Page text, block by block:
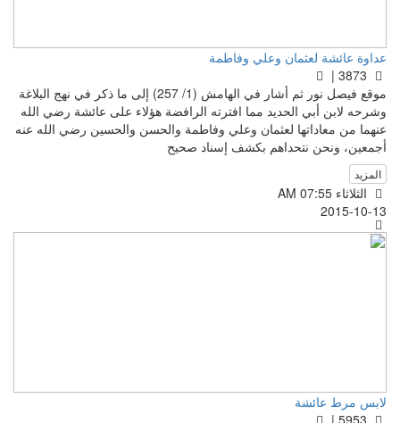
عداوة عائشة لعثمان وعلي وفاطمة
موقع فيصل نور ثم أشار في الهامش (1/ 257) إلى ما ذكر في نهج البلاغة
وشرحه لابن أبي الحديد مما افترته الرافضة هؤلاء على عائشة رضي الله
عنهما من معاداتها لعثمان وعلي وفاطمة والحسن والحسين رضي الله عنه
أجمعين، ونحن نتحداهم بكشف إسناد صحيح
المزيد
الثلاثاء AM 07:55
2015-10-13
لابس مرط عائشة